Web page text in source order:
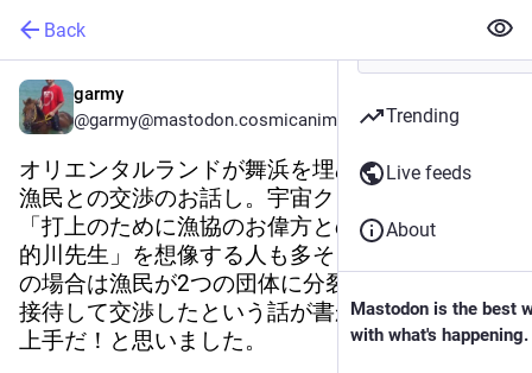
Back
garmy
@garmy@mastodon.cosmicanimal.jp
オリエンタルランドが舞浜を埋め立てるときの
漁民との交渉のお話し。宇宙クラスタ的には
「打上のために漁協のお偉方との酒に付き合う
的川先生」を想像する人も多そうですが、舞浜
の場合は漁民が2つの団体に分裂していて同時に
接待して交渉したという話が書かれてて、より
上手だ！と思いました。
Trending
Live feeds
About
Mastodon is the best
with what's happening.